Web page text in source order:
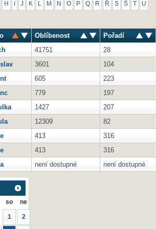
H J K M N O P Q R Ř S Š U
Oblíbenost
Pořadí
41751
28
3601
104
605
223
779
197
1427
207
12309
82
413
316
413
316
není dostupné není dostupné
so ne
1 2